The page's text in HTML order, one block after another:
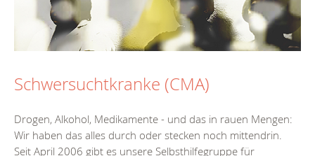
Schwersuchtkranke (CMA)
Drogen, Alkohol, Medikamente - und das in rauen Mengen:
Wir haben das alles durch oder stecken noch mittendrin.
Seit April 2006 gibt es unsere Selbsthilfegruppe für